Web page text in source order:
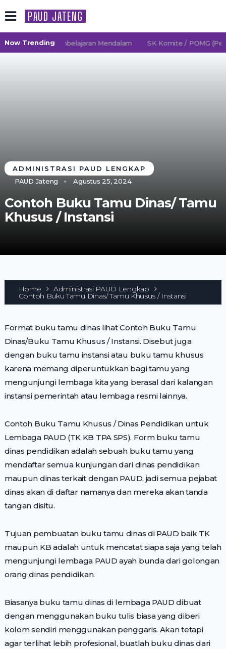
PAUD JATENG
Now Trending
2027 TK Pembelajaran Mendalam SK Komite / POMG
ADMINISTRASI PAUD LENGKAP
PAUD Jateng
Agustus 25, 2024
Contoh Buku Tamu Dinas/ Tamu
Khusus / Instansi
Home Administrasi PAUD Lengkap
Contoh Buku Tamu Dinas/ Tamu Khusus / Instansi
Format buku tamu dinas lihat Contoh Buku Tamu
Dinas/Buku Tamu Khusus / Instansi. Disebut juga
dengan buku tamu instansi atau buku tamu khusus
karena memang diperuntukkan bagi tamu yang
mengunjungi lembaga kita yang berasal dari kalangan
instansi pemerintah atau lembaga resmi lainnya.
Contoh Buku Tamu Khusus / Dinas Pendidikan untuk
Lembaga PAUD (TK KB TPA SPS). Form buku tamu
dinas pendidikan adalah sebuah buku tamu yang
mendaftar semua kunjungan dari dinas pendidikan
maupun dinas terkait dengan PAUD, jadi semua pejabat
dinas akan di daftar namanya dan mereka akan tanda
tangan disitu.
Tujuan pembuatan buku tamu dinas di PAUD baik TK
maupun KB adalah untuk mencatat siapa saja yang telah
mengunjungi lembaga PAUD ayah bunda dari golongan
orang dinas pendidikan.
Biasanya buku tamu dinas di lembaga PAUD dibuat
dengan menggunakan buku tulis biasa yang diberi
kolom sendiri menggunakan penggaris. Akan tetapi
agar terlihat lebih profesional, buatlah buku dinas dari